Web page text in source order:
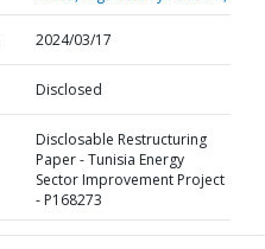
2024/03/17
Disclosed
Disclosable Restructuring
Paper - Tunisia Energy
Sector Improvement Project
- P168273